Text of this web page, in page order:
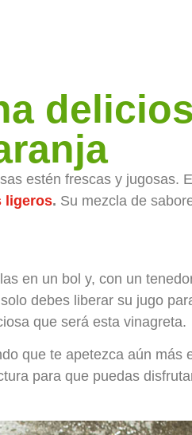
estén frescas y jugosas.
ligeros. Su mezcla de
en un bol y, con un
debes liberar su jugo
que será esta vinagreta.
que te apetezca aún más
para que puedas